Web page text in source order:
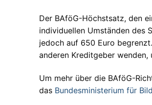
Der BAföG-Höchstsatz, den
individuellen Umständen des
jedoch auf 650 Euro
anderen Kreditgeber
Um mehr über die BAföG-
das Bundesministerium für